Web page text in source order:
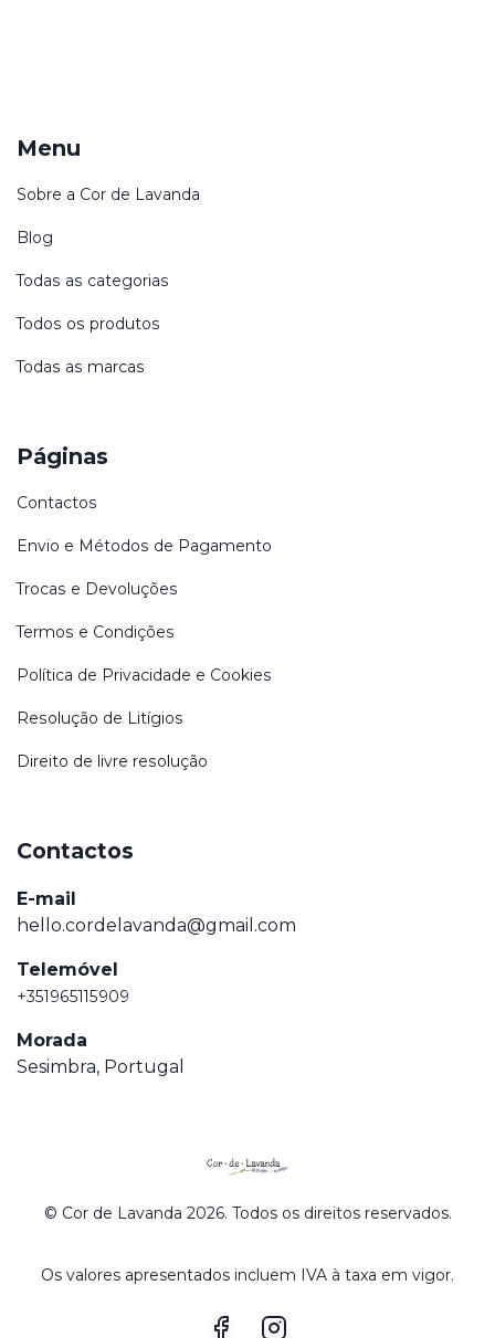
© Cor de Lavanda 2026. Todos os direitos reservados.
Os valores apresentados incluem IVA à taxa em vigor.
Menu
Sobre a Cor de Lavanda
Blog
Todas as categorias
Todos os produtos
Todas as marcas
Páginas
Contactos
Envio e Métodos de Pagamento
Trocas e Devoluções
Termos e Condições
Política de Privacidade e Cookies
Resolução de Litígios
Direito de livre resolução
Contactos
E-mail
hello.cordelavanda@gmail.com
Telemóvel
+351965115909
Morada
Sesimbra, Portugal